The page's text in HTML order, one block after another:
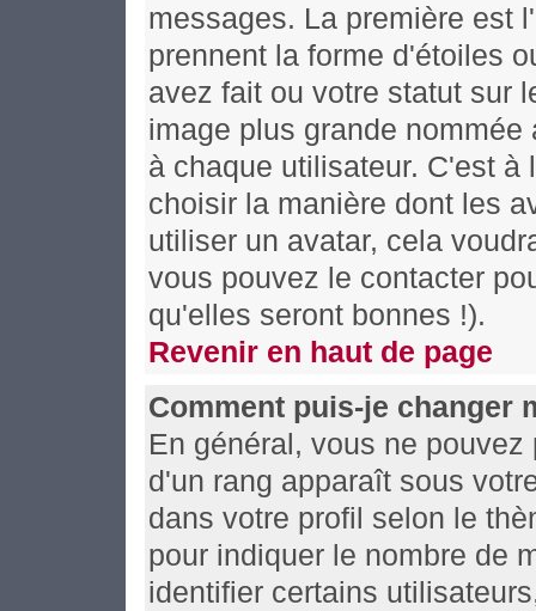
messages. La première est
prennent la forme d'étoiles
avez fait ou votre statut sur
image plus grande
à chaque utilisateur. C'est
choisir la manière dont les
utiliser un avatar, cela
vous pouvez le contacter
qu'elles seront bonnes !).
Revenir en haut de page
Comment puis-je changer
En général, vous ne
d'un rang apparaît sous
dans votre profil selon le
pour indiquer le nombre de
identifier certains